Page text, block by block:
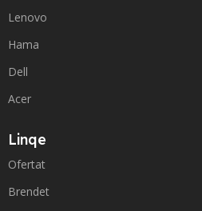
Lenovo
Hama
Dell
Acer
Linqe
Ofertat
Brendet